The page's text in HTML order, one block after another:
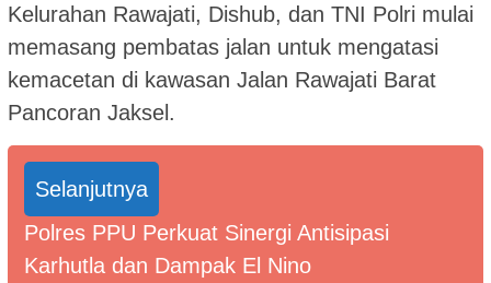
Kelurahan Rawajati, Dishub, dan TNI Polri mulai
memasang pembatas jalan untuk mengatasi
kemacetan di kawasan Jalan Rawajati Barat
Pancoran Jaksel.
Selanjutnya
Polres PPU Perkuat Sinergi Antisipasi
Karhutla dan Dampak El Nino